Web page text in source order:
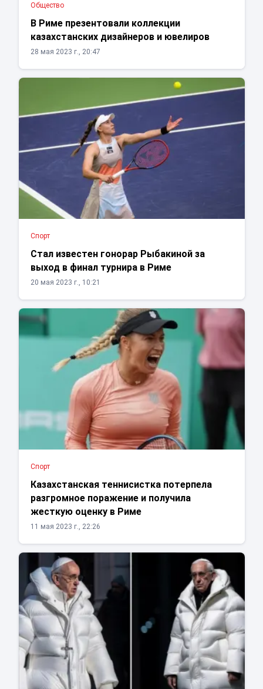
Общество
В Риме презентовали коллекции
казахстанских дизайнеров и ювелиров
28 мая 2023 г., 20:47
Спорт
Стал известен гонорар Рыбакиной за
выход в финал турнира в Риме
20 мая 2023 г., 10:21
Спорт
Казахстанская теннисистка потерпела
разгромное поражение и получила
жесткую оценку в Риме
11 мая 2023 г., 22:26